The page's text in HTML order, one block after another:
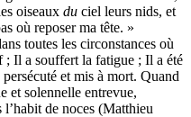
oiseaux du ciel leurs nids, et
où reposer ma tête. »
toutes les circonstances où
; Il a souffert la fatigue ; Il a été
et mis à mort. Quand
et solennelle entrevue,
l’habit de noces (Matthieu